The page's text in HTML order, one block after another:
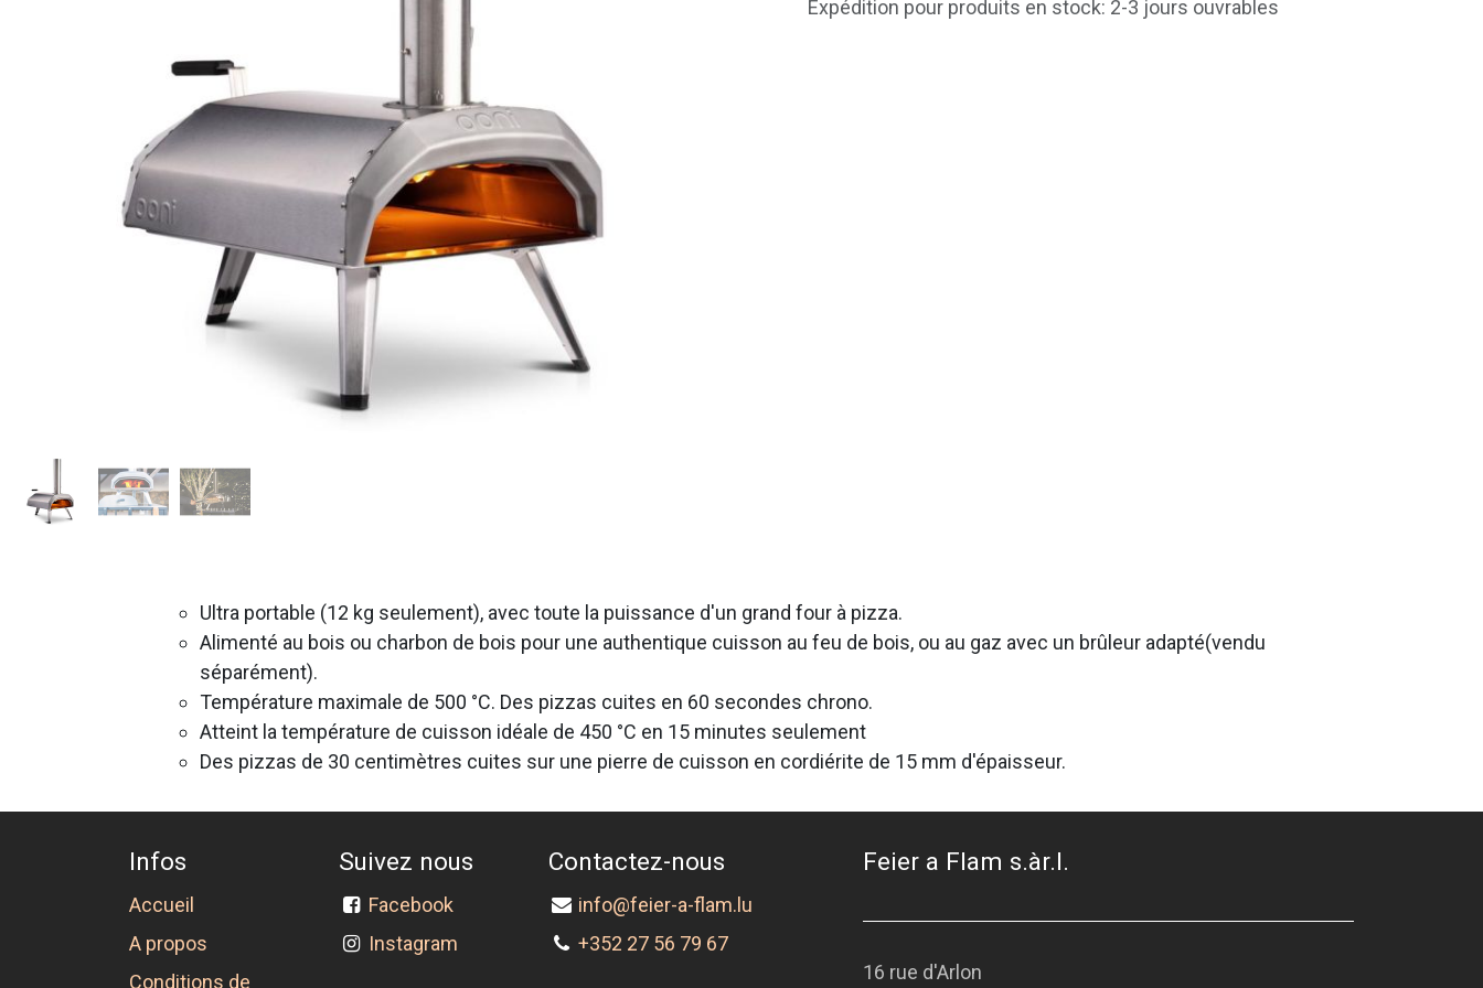
Expédition pour produits en stock: 2-3 jours ouvrables
Ultra portable (12 kg seulement), avec toute la puissance d'un grand four à pizza.
Alimenté au bois ou charbon de bois pour une authentique cuisson au feu de bois, ou au gaz avec un brûleur adapté(vendu
séparément).
Température maximale de 500 °C. Des pizzas cuites en 60 secondes chrono.
Atteint la température de cuisson idéale de 450 °C en 15 minutes seulement
Des pizzas de 30 centimètres cuites sur une pierre de cuisson en cordiérite de 15 mm d'épaisseur.
Infos
Accueil
A propos
Conditions de
Suivez nous
Facebook
Instagram
Contactez-nous
info@feier-a-flam.lu
+352 27 56 79 67
Feier a Flam s.àr.l.
16 rue d'Arlon